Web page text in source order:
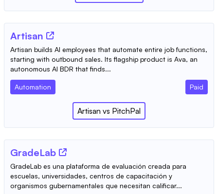
Artisan
Artisan builds AI employees that automate entire job functions,
starting with outbound sales. Its flagship product is Ava, an
autonomous AI BDR that finds...
Automation Paid
Artisan vs PitchPal
GradeLab
GradeLab es una plataforma de evaluación creada para
escuelas, universidades, centros de capacitación y
organismos gubernamentales que necesitan calificar...